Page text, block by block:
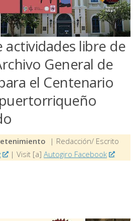
actividades libre de
General de
el Centenario
| Redacción/ Escrito
| Visit [a] Autogiro Facebook